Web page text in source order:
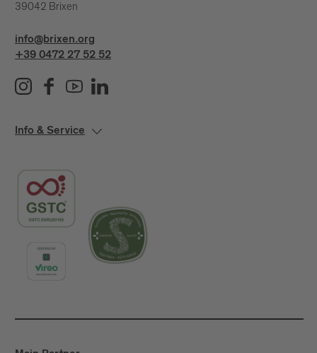
39042 Brixen
info@brixen.org
+39 0472 27 52 52
Info & Service